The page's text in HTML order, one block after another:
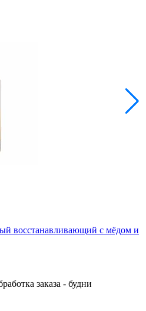
восстанавливающий с мёдом и
заказа - будни